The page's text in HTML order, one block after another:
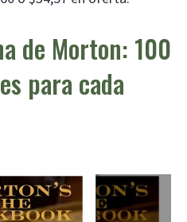
de Morton: 100
para cada